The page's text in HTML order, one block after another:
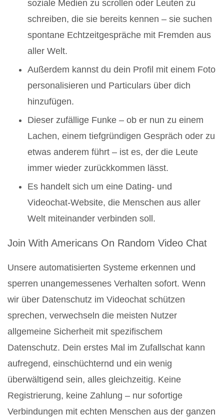
soziale Medien zu scrollen oder Leuten zu
schreiben, die sie bereits kennen – sie suchen
spontane Echtzeitgespräche mit Fremden aus
aller Welt.
Außerdem kannst du dein Profil mit einem Foto
personalisieren und Particulars über dich
hinzufügen.
Dieser zufällige Funke – ob er nun zu einem
Lachen, einem tiefgründigen Gespräch oder zu
etwas anderem führt – ist es, der die Leute
immer wieder zurückkommen lässt.
Es handelt sich um eine Dating- und
Videochat-Website, die Menschen aus aller
Welt miteinander verbinden soll.
Join With Americans On Random Video Chat
Unsere automatisierten Systeme erkennen und
sperren unangemessenes Verhalten sofort. Wenn
wir über Datenschutz im Videochat schützen
sprechen, verwechseln die meisten Nutzer
allgemeine Sicherheit mit spezifischem
Datenschutz. Dein erstes Mal im Zufallschat kann
aufregend, einschüchternd und ein wenig
überwältigend sein, alles gleichzeitig. Keine
Registrierung, keine Zahlung – nur sofortige
Verbindungen mit echten Menschen aus der ganzen